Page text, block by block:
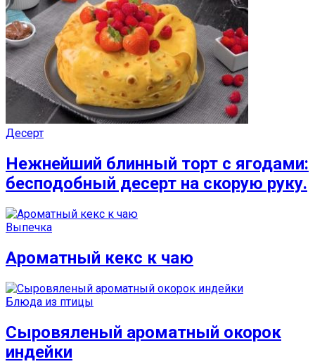
Десерт
Нежнейший блинный торт с ягодами:
бесподобный десерт на скорую руку.
Выпечка
Ароматный кекс к чаю
Блюда из птицы
Сыровяленый ароматный окорок
индейки